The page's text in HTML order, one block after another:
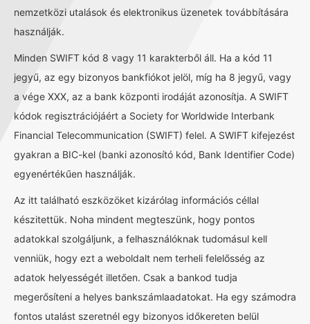
nemzetközi utalások és elektronikus üzenetek továbbítására
használják.
Minden SWIFT kód 8 vagy 11 karakterből áll. Ha a kód 11
jegyű, az egy bizonyos bankfiókot jelöl, míg ha 8 jegyű, vagy
a vége XXX, az a bank központi irodáját azonosítja. A SWIFT
kódok regisztrációjáért a Society for Worldwide Interbank
Financial Telecommunication (SWIFT) felel. A SWIFT kifejezést
gyakran a BIC-kel (banki azonosító kód, Bank Identifier Code)
egyenértékűen használják.
Az itt található eszközöket kizárólag információs céllal
készitettük. Noha mindent megteszünk, hogy pontos
adatokkal szolgáljunk, a felhasználóknak tudomásul kell
venniük, hogy ezt a weboldalt nem terheli felelősség az
adatok helyességét illetően. Csak a bankod tudja
megerősíteni a helyes bankszámlaadatokat. Ha egy számodra
fontos utalást szeretnél egy bizonyos időkereten belül